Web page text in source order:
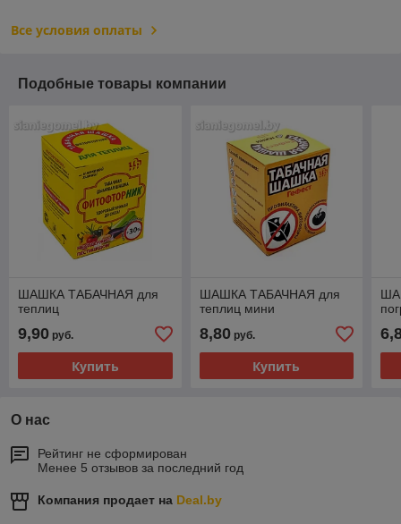
Все условия оплаты
Подобные товары компании
ШАШКА ТАБАЧНАЯ для
теплиц
9,90 руб.
Купить
ШАШКА ТАБАЧНАЯ для
теплиц мини
8,80руб.
Купить
О нас
Рейтинг не сформирован
Менее 5 отзывов за последний год
Компания продает на Deal.by